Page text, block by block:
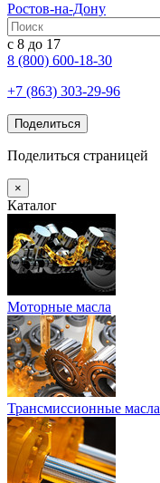
Ростов-на-Дону
с 8 до 17
8 (800) 600-18-30
+7 (863) 303-29-96
Поделиться
Поделиться страницей
×
Каталог
Моторные масла
Трансмиссионные масла